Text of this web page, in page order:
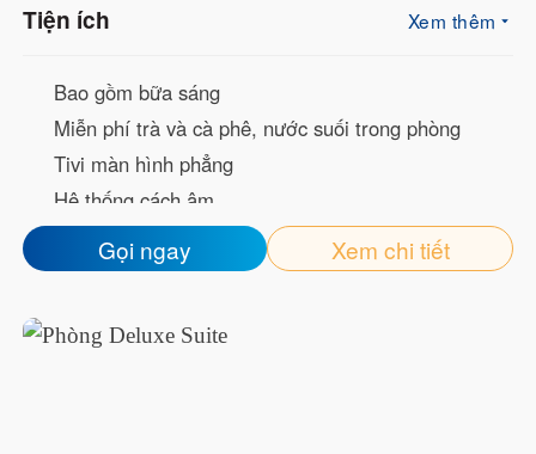
Tiện ích Xem thêm
Bao gồm bữa sáng
Miễn phí trà và cà phê, nước suối trong phòng
Tivi màn hình phẳng
Hệ thống cách âm
Welcome Drink
Mạng wifi tốc độ cao
Minibar
Gọi ngay Xem chi tiết